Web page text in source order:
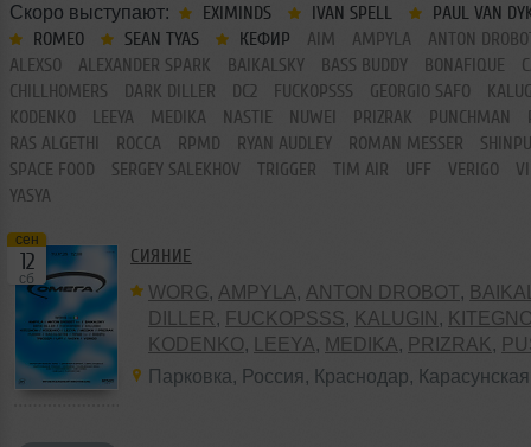
Скоро выступают: EXIMINDS IVAN SPELL
PAUL VAN
ROMEO
SEAN TYAS КЕФИР AIM AMPYLA
ANTON
ALEXSO
ALEXANDER SPARK BAIKALSKY BASS BUDDY BONAFIQUE
CHILLHOMERS
DARK DILLER DC2 FUCKOPSSS GEORGIO SAFO
KODENKO
LEEYA MEDIKA NASTIE NUWEI PRIZRAK PUNCHMAN
RAS ALGETHI
ROCCA RPMD RYAN AUDLEY ROMAN MESSER
SHINPU
SPACE FOOD
SERGEY SALEKHOV TRIGGER TIM AIR UFF VERIGO
YASYA
сен
12
сб
СИЯНИЕ
WORG, AMPYLA, ANTON DROBOT,
DILLER , FUCKOPSSS, KALUGIN ,
KODENKO, LEEYA, MEDIKA, PRIZRAK ,
ALGETHI
RPMD, SHINPU ,TRIGGER , UFF,
Парковка, Россия , Краснодар, Карасунская